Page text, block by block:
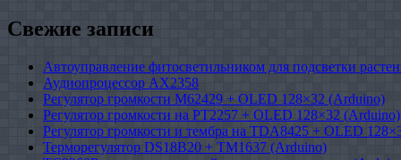
Свежие записи
Автоуправление фитосветильником для подсветки
Аудиопроцессор AX2358
Регулятор громкости M62429 + OLED 128×32 (Arduino)
Регулятор громкости на PT2257 + OLED 128×32 (Arduino)
Регулятор громкости и тембра на TDA8425 + OLED
Терморегулятор DS18B20 + TM1637 (Arduino)